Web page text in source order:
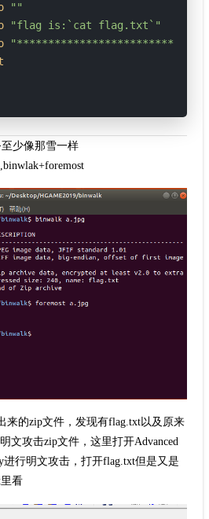
""
"flag is:`cat flag.txt`"
至少像那雪一样
,binwlak+foremost
的zip文件，发现有flag.txt以及原来
文攻击zip文件，这里打开Advanced
进行明文攻击，打开flag.txt但是又是
看